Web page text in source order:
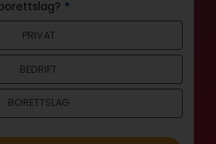
*
PRIVAT
BEDRIFT
BORETTSLAG